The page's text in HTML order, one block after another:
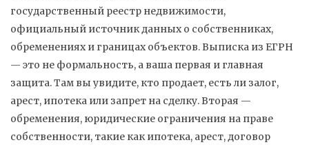
государственный реестр недвижимости,
официальный источник данных о собственниках,
обременениях и границах объектов. Выписка из ЕГРН
— это не формальность, а ваша первая и главная
защита. Там вы увидите, кто продает, есть ли залог,
арест, ипотека или запрет на сделку. Вторая —
обременения, юридические ограничения на праве
собственности, такие как ипотека, арест, договор